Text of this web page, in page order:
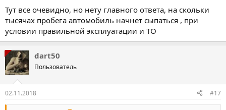
Тут все очевидно, но нету главного ответа, на скольки
тысячах пробега автомобиль начнет сыпаться , при
условии правильной эксплуатации и ТО
dart50
Пользователь
02.11.2018 #17